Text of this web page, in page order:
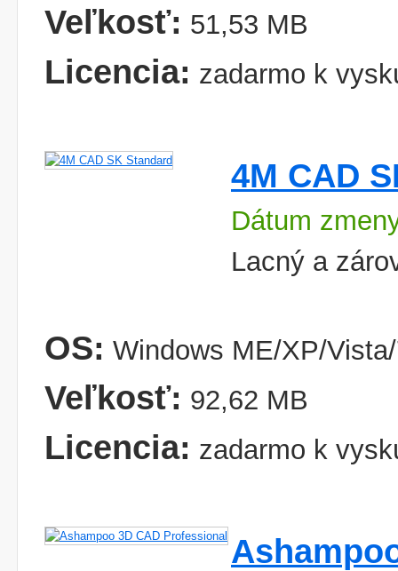
Veľkosť: 51,53 MB
Licencia: zadarmo k
4M CAD
Dátum
Lacný a
OS: Windows ME/XP/
Veľkosť: 92,62 MB
Licencia: zadarmo k